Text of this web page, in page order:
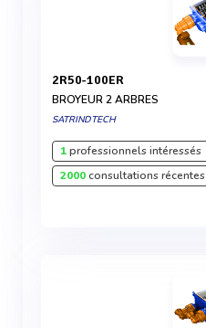
2R50-100ER
BROYEUR 2 ARBRES
SATRINDTECH
1professionnels intéressés
2000consultations récentes